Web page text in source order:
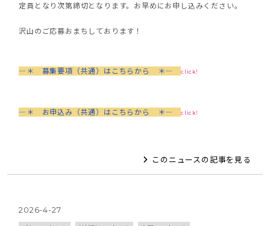
定員となり次第締切となります。お早めにお申し込みください。
沢山のご応募おまちしております！
―＊ 募集要項（共通）はこちらから ＊― click!
―＊ お申込み（共通）はこちらから ＊― click!
このニュースの記事を見る
2026-4-27